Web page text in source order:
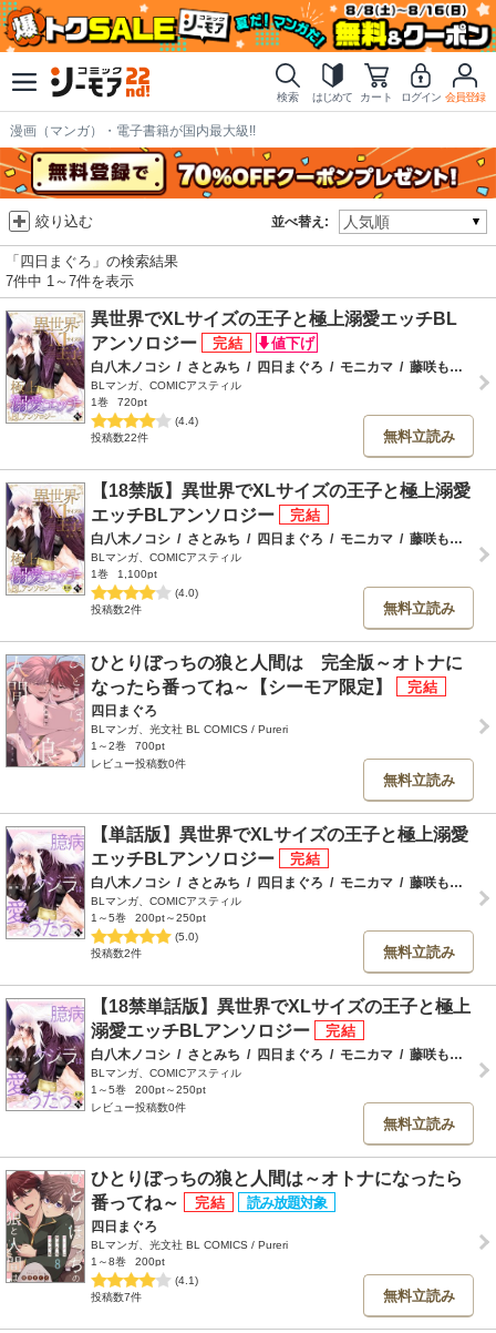
検索 はじめて カート ログイン 会員登録
漫画（マンガ）・電子書籍が国内最大級!!
並べ替え:
絞り込む
「四日まぐろ」の検索結果
7件中 1～7件を表示
異世界でXLサイズの王子と極上溺愛エッチBL
アンソロジー
白八木ノコシ / さとみち / 四日まぐろ / モニカマ / 藤咲もえ
BLマンガ、COMICアスティル
1巻
720pt
(4.4)
投稿数22件
無料立読み
【18禁版】異世界でXLサイズの王子と極上溺愛
エッチBLアンソロジー
白八木ノコシ / さとみち / 四日まぐろ / モニカマ / 藤咲もえ
BLマンガ、COMICアスティル
1巻
1,100pt
(4.0)
投稿数2件
無料立読み
ひとりぼっちの狼と人間は 完全版～オトナに
なったら番ってね～【シーモア限定】
四日まぐろ
BLマンガ、光文社 BL COMICS / Pureri
1～2巻
700pt
レビュー投稿数0件
無料立読み
【単話版】異世界でXLサイズの王子と極上溺愛
エッチBLアンソロジー
白八木ノコシ / さとみち / 四日まぐろ / モニカマ / 藤咲もえ
BLマンガ、COMICアスティル
1～5巻
200pt～250pt
(5.0)
投稿数2件
無料立読み
【18禁単話版】異世界でXLサイズの王子と極上
溺愛エッチBLアンソロジー
白八木ノコシ / さとみち / 四日まぐろ / モニカマ / 藤咲もえ
BLマンガ、COMICアスティル
1～5巻
200pt～250pt
レビュー投稿数0件
無料立読み
ひとりぼっちの狼と人間は～オトナになったら
番ってね～
四日まぐろ
BLマンガ、光文社 BL COMICS / Pureri
1～8巻
200pt
(4.1)
投稿数7件
無料立読み